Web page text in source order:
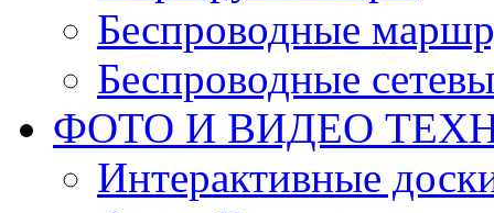
Беспроводные
Беспроводные
ФОТО И ВИДЕО
Интерактивные